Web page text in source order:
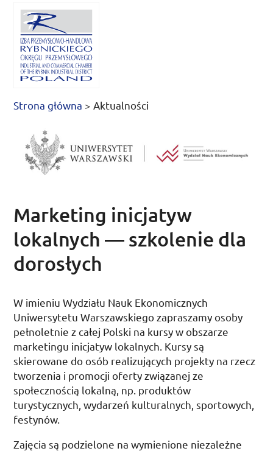
Strona główna > Aktualności
Marketing inicjatyw
lokalnych — szkolenie dla
dorosłych
W imieniu Wydziału Nauk Ekonomicznych
Uniwersytetu Warszawskiego zapraszamy osoby
pełnoletnie z całej Polski na kursy w obszarze
marketingu inicjatyw lokalnych. Kursy są
skierowane do osób realizujących projekty na rzecz
tworzenia i promocji oferty związanej ze
społecznością lokalną, np. produktów
turystycznych, wydarzeń kulturalnych, sportowych,
festynów.
Zajęcia są podzielone na wymienione niezależne